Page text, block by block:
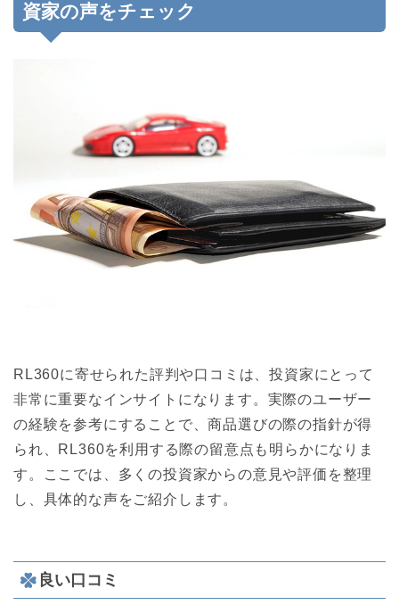
資家の声をチェック
RL360に寄せられた評判や口コミは、投資家にとって
非常に重要なインサイトになります。実際のユーザー
の経験を参考にすることで、商品選びの際の指針が得
られ、RL360を利用する際の留意点も明らかになりま
す。ここでは、多くの投資家からの意見や評価を整理
し、具体的な声をご紹介します。
良い口コミ